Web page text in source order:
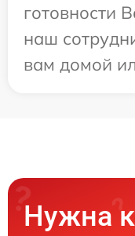
готовности
наш
вам домой
Нужна